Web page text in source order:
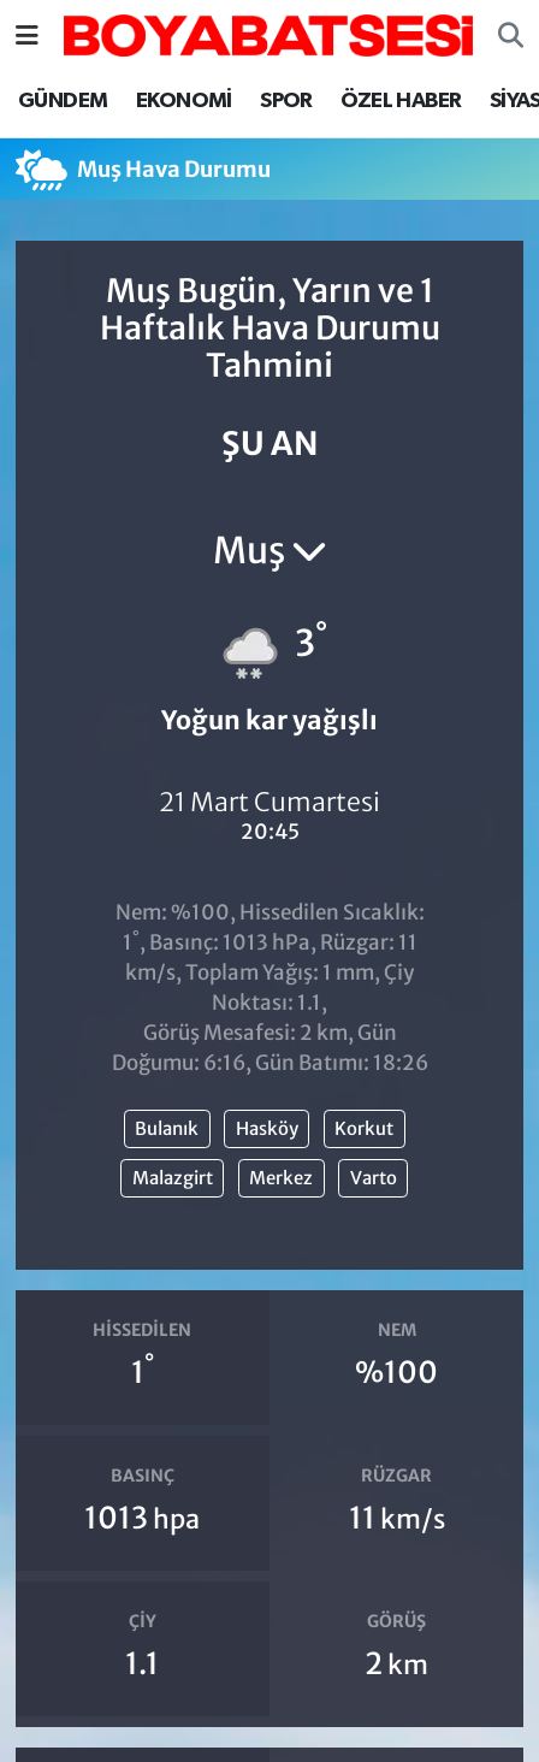
GÜNDEM EKONOMİ SPOR ÖZEL HABER
Muş Hava Durumu
Muş Bugün, Yarın ve 1
Haftalık Hava Durumu
Tahmini
ŞU AN
Muş
3°
Yoğun kar yağışlı
21 Mart Cumartesi
20:45
Nem: %100, Hissedilen Sıcaklık:
1 °, Basınç: 1013 hPa, Rüzgar: 11
km/s, Toplam Yağış: 1 mm, Çiy
Noktası: 1.1,
Görüş Mesafesi: 2 km, Gün
Doğumu: 6:16, Gün Batımı: 18:26
Bulanık Hasköy Korkut
Malazgirt Merkez Varto
HISSEDILEN
1°
NEM
%100
BASINÇ
1013 hpa
RÜZGAR
11 km/s
ÇIY
1.1
GÖRÜŞ
2 km
Sinop Nöbetçi Eczaneler
Sinop Trafik Yoğunluk Haritası
Süper Lig Puan Durumu ve Fikstür
Son Dakika Haberleri